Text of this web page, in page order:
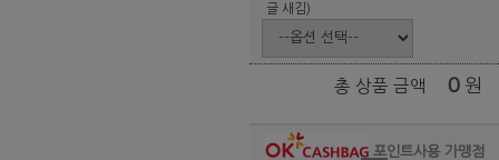
글 새김)
총 상품 금액 0 원
포인트사용 가맹점